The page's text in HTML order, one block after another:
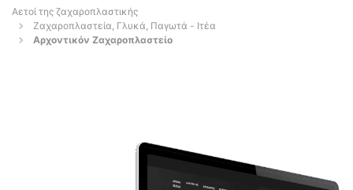
Αετοί της ζαχαροπλαστικής
Ζαχαροπλαστεία, Γλυκά, Παγωτά - Ιτέα
Αρχοντικόν Ζαχαροπλαστείο